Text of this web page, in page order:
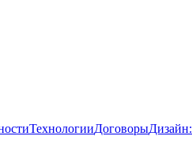
ТехнологииДоговорыДизайн: